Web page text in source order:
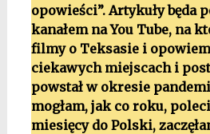
opowieści”. Artykuły będa
kanałem na You Tube, na
filmy o Teksasie i
ciekawych miejscach i
powstał w okresie
mogłam, jak co roku,
miesięcy do Polski,